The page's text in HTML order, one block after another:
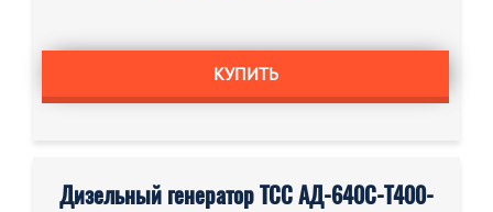
КУПИТЬ
Дизельный генератор ТСС АД-640С-Т400-